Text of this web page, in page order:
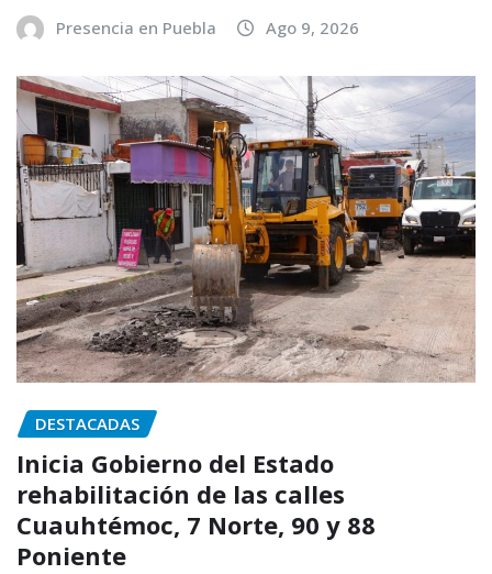
Presencia en Puebla Ago 9, 2026
DESTACADAS
Inicia Gobierno del Estado
rehabilitación de las calles
Cuauhtémoc, 7 Norte, 90 y 88
Poniente